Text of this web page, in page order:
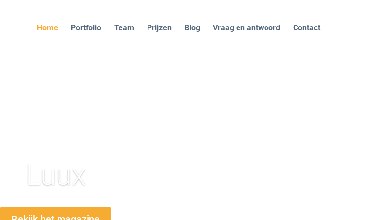
Home Portfolio Team Prijzen Blog Vraag en antwoord Contact
Luux